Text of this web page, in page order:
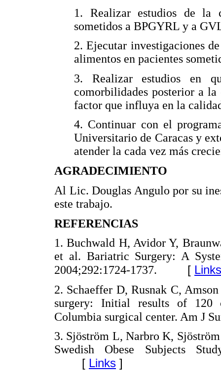
1. Realizar estudios de la
sometidos a BPGYRL y a
2. Ejecutar investigaciones
alimentos en pacientes
3. Realizar estudios en
comorbilidades posterior a
factor que influya en la
4. Continuar con el
Universitario de Caracas y
atender la cada vez más
AGRADECIMIENTO
Al Lic. Douglas Angulo por su
este trabajo.
REFERENCIAS
1. Buchwald H, Avidor Y,
et al. Bariatric Surgery: A
2004;292:1724-1737.
[ Links
2. Schaeffer D, Rusnak C,
surgery: Initial results of 120
Columbia surgical center. Am J
3. Sjöström L, Narbro K,
Swedish Obese Subjects
[ Links ]